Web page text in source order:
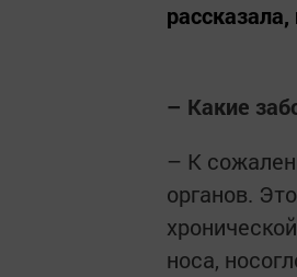
– Какие
– К
органов.
носа,